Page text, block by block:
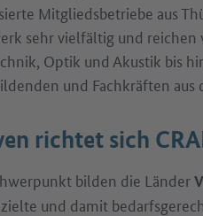
Mitgliedsbetriebe aus
sehr vielfältig und
Optik und Akustik bis
und Fachkräften aus
richtet sich
bilden die Länder
und damit